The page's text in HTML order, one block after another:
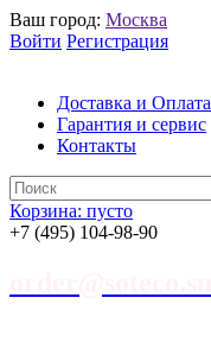
Ваш город: Москва
Войти Регистрация
Доставка и Оплата
Гарантия и сервис
Контакты
Корзина: пусто
+7 (495) 104-98-90